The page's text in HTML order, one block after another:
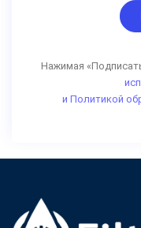
Нажимая
и Политикой